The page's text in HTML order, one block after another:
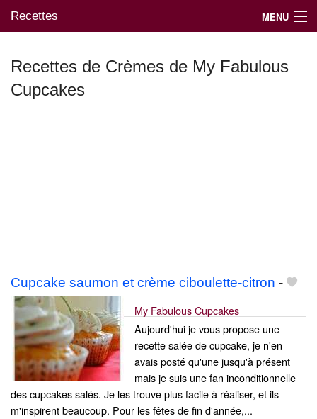
Recettes MENU
Mes blogs préférés
Recettes de Crèmes de My Fabulous
Cupcakes
Cupcake saumon et crème ciboulette-citron -
My Fabulous Cupcakes
Aujourd'hui je vous propose une
recette salée de cupcake, je n'en
avais posté qu'une jusqu'à présent
mais je suis une fan inconditionnelle
des cupcakes salés. Je les trouve plus facile à réaliser, et ils
m'inspirent beaucoup. Pour les fêtes de fin d'année,...